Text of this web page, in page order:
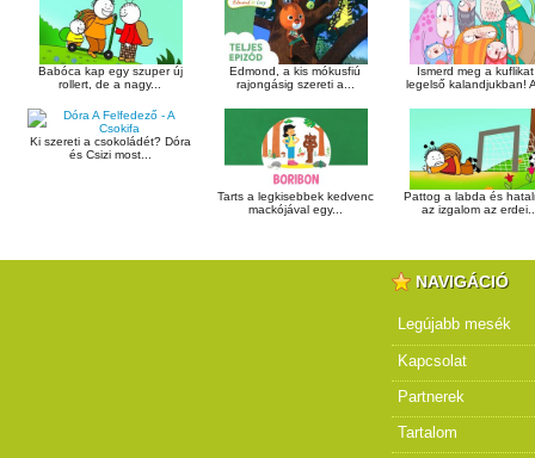
Babóca kap egy szuper új
rollert, de a nagy...
Edmond, a kis mókusfiú
rajongásig szereti a...
Ismerd meg a
legelső kalandjukban!
Ki szereti a csokoládét? Dóra
és Csizi most...
Tarts a legkisebbek kedvenc
mackójával egy...
Pattog a labda és
az izgalom az
NAVIGÁCIÓ
Legújabb mesék
Kapcsolat
Partnerek
Tartalom